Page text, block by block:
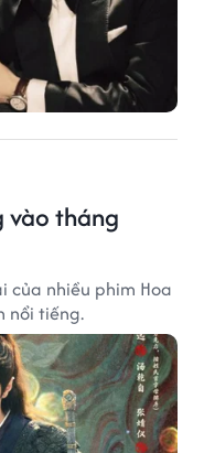
vào tháng
của nhiều phim Hoa
nổi tiếng.